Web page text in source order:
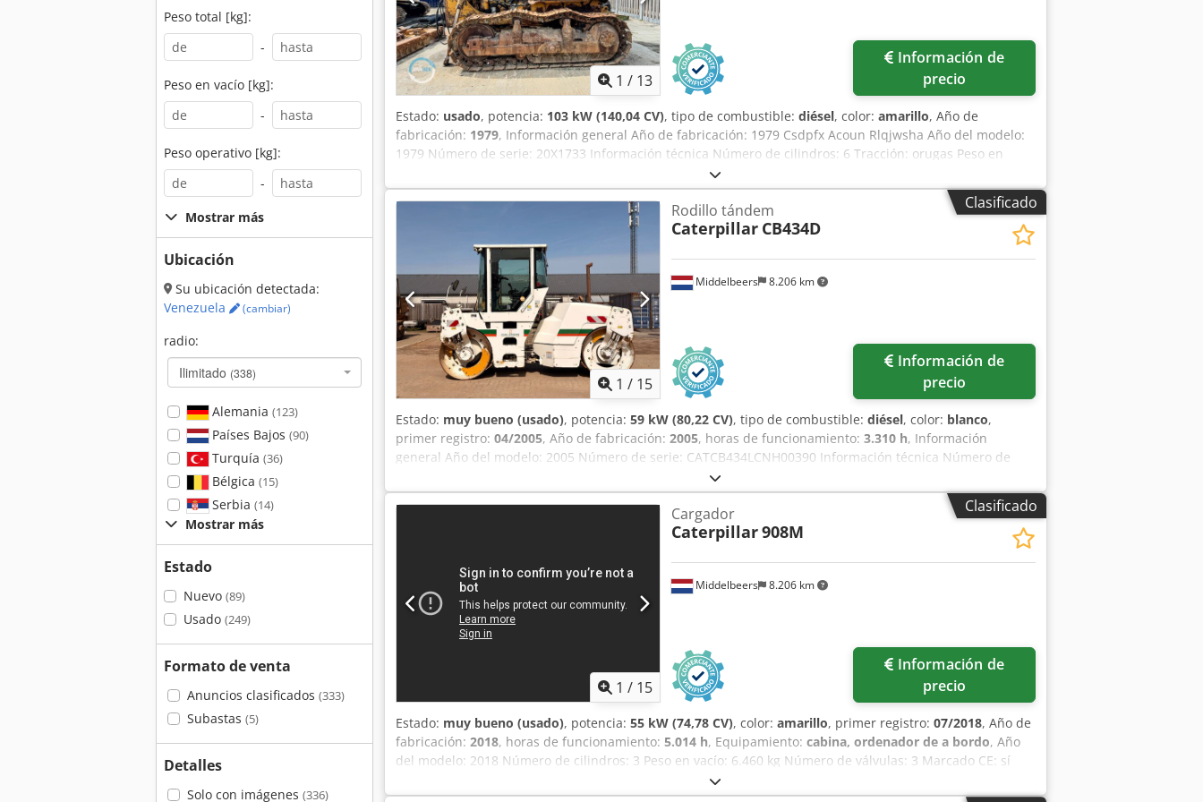
Peso total [kg]:
-
Peso en vacío [kg]:
-
Peso operativo [kg]:
-
Mostrar más
Ubicación
Su ubicación detectada:
Venezuela
(cambiar)
radio:
Ilimitado (338)
Alemania (123)
Países Bajos (90)
Turquía (36)
Bélgica (15)
Serbia (14)
Mostrar más
Estado
Nuevo (89)
Usado (249)
Formato de venta
Anuncios clasificados (333)
Subastas (5)
Detalles
Solo con imágenes (336)
1 / 13
precio
Estado: usado, potencia: 103 kW (140,04 CV), tipo de combustible: diésel, color: amarillo, Año de
fabricación: 1979, Información general Año de fabricación: 1979 Csdpfx Acoun Rlqjwsha Año del modelo:
1979 Número de serie: 20X1733 Información técnica Número de cilindros: 6 Tracción: orugas Peso en
vacío: 14.000 kg Estado Estado general: medio Estado técnico: bueno Estado visual: malo Información
financiera Precio: A consultar Más información Para más información, póngase en contacto con Ernst van
Clasificado
1 / 15
Middelbeers 8.206 km
Rodillo tándem
Caterpillar CB434D
precio
Estado: muy bueno (usado), potencia: 59 kW (80,22 CV), tipo de combustible: diésel, color: blanco,
primer registro: 04/2005, Año de fabricación: 2005, horas de funcionamiento: 3.310 h, Información
general Año del modelo: 2005 Número de serie: CATCB434LCNH00390 Información técnica Número de
cilindros: 4 Cilindrada del motor: 4.400 cc Tracción: Ruedas Peso en vacío: 7.500 kg Funcionalidad
Csdpoyzz E Rjfx Acwjha Anchura de trabajo: 150 cm Estado Estado técnico: Muy bueno Estado visual: Muy
bueno Daños: Ninguno Información financiera Precio: Bajo consulta Más información Póngase en contacto
con Ernst van Hek para obtener más información.
Clasificado
1 / 15
Middelbeers 8.206 km
Cargador
Caterpillar908M
precio
Estado: muy bueno (usado), potencia: 55 kW (74,78 CV), color: amarillo, primer registro: 07/2018, Año de
fabricación: 2018, horas de funcionamiento: 5.014 h, Equipamiento: cabina, ordenador de a bordo, Año
del modelo: 2018 Número de cilindros: 3 Peso en vacío: 6.460 kg Número de válvulas: 3 Marcado CE: sí
Estado técnico: muy bueno Estado visual: muy bueno Precio: A consultar Número de serie:
CAT0908MAH8803391 = Otras opciones y equipamiento = Cedpjy A Tn Hsfx Acwoha - 3ª válvula - Cabina